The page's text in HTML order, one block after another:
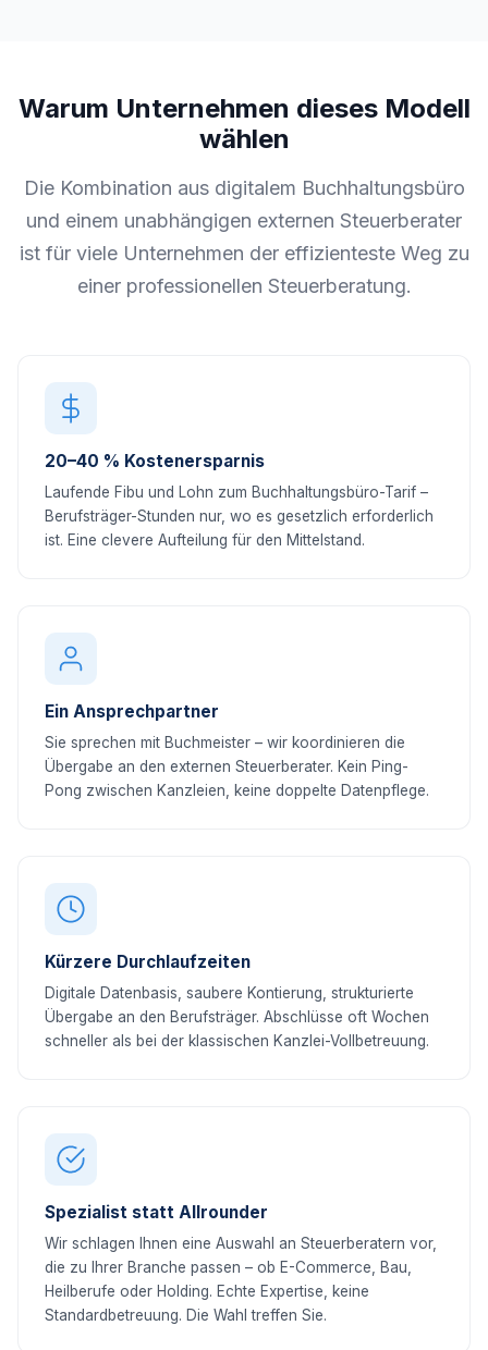
Warum Unternehmen dieses Modell
wählen
Die Kombination aus digitalem Buchhaltungsbüro
und einem unabhängigen externen Steuerberater
ist für viele Unternehmen der effizienteste Weg zu
einer professionellen Steuerberatung.
20–40 % Kostenersparnis
Laufende Fibu und Lohn zum Buchhaltungsbüro-Tarif –
Berufsträger-Stunden nur, wo es gesetzlich erforderlich
ist. Eine clevere Aufteilung für den Mittelstand.
Ein Ansprechpartner
Sie sprechen mit Buchmeister – wir koordinieren die
Übergabe an den externen Steuerberater. Kein Ping-
Pong zwischen Kanzleien, keine doppelte Datenpflege.
Kürzere Durchlaufzeiten
Digitale Datenbasis, saubere Kontierung, strukturierte
Übergabe an den Berufsträger. Abschlüsse oft Wochen
schneller als bei der klassischen Kanzlei-Vollbetreuung.
Spezialist statt Allrounder
Wir schlagen Ihnen eine Auswahl an Steuerberatern vor,
die zu Ihrer Branche passen – ob E-Commerce, Bau,
Heilberufe oder Holding. Echte Expertise, keine
Standardbetreuung. Die Wahl treffen Sie.